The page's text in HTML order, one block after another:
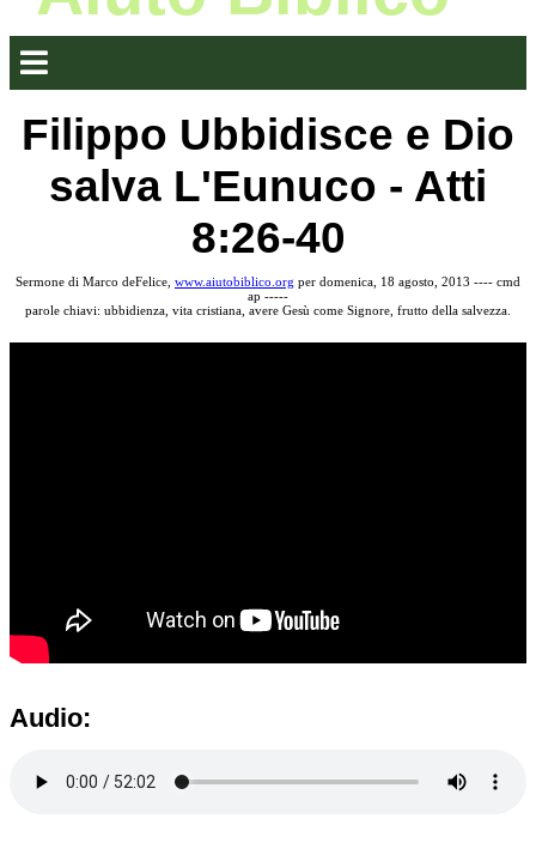
Filippo Ubbidisce e Dio
salva L'Eunuco - Atti
8:26-40
Sermone di Marco deFelice, www.aiutobiblico.org per domenica, 18 agosto, 2013 ---- cmd
ap -----
parole chiavi: ubbidienza, vita cristiana, avere Gesù come Signore, frutto della salvezza.
Audio: